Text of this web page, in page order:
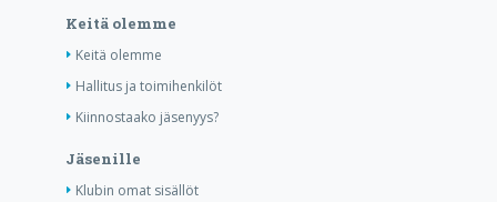
Keitä olemme
Keitä olemme
Hallitus ja toimihenkilöt
Kiinnostaako jäsenyys?
Jäsenille
Klubin omat sisällöt